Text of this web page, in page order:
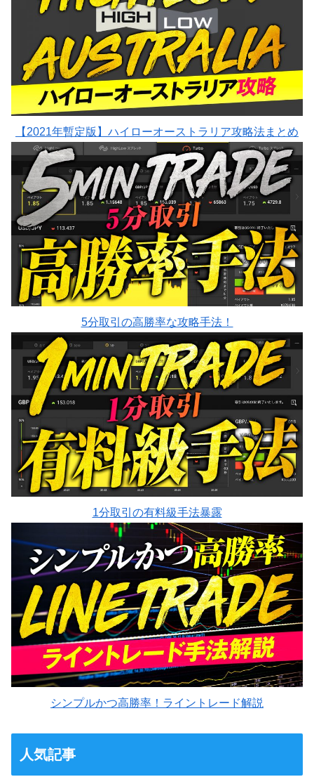
【2021年暫定版】ハイローオーストラリア攻略法まとめ
5分取引の高勝率な攻略手法！
1分取引の有料級手法暴露
シンプルかつ高勝率！ライントレード解説
人気記事